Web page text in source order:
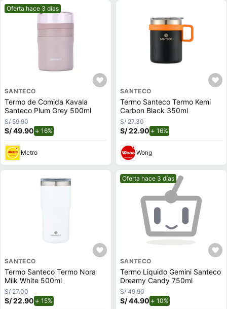
Mejor precio.
Oferta hace 3 días
SANTECO
Termo de Comida Kavala
Santeco Plum Grey 500ml
S/ 59.90
S/ 49.90 16%
Metro
SANTECO
Termo Santeco Termo Kemi
Carbon Black 350ml
S/ 27.30
S/ 22.90 16%
Wong
SANTECO
Termo Santeco Termo Nora
Milk White 500ml
S/ 27.00
S/ 22.90 15%
Mejor precio.
Oferta hace 3 días
SANTECO
Termo Liquido Gemini Santeco
Dreamy Candy 750ml
S/ 49.90
S/ 44.90 10%